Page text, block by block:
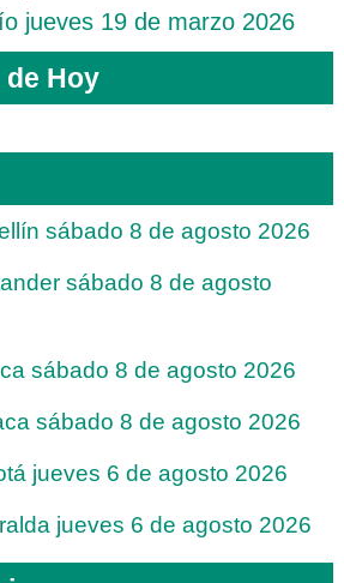
jueves 19 de marzo 2026
Hoy
sábado 8 de agosto 2026
sábado 8 de agosto
sábado 8 de agosto 2026
sábado 8 de agosto 2026
jueves 6 de agosto 2026
jueves 6 de agosto 2026